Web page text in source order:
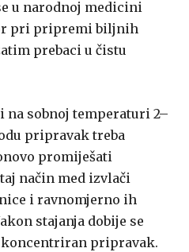
u narodnoj medicini
pri pripremi biljnih
prebaci u čistu
na sobnoj temperaturi 2–
pripravak treba
promiješati
taj način med izvlači
i ravnomjerno ih
stajanja dobije se
pripravak.